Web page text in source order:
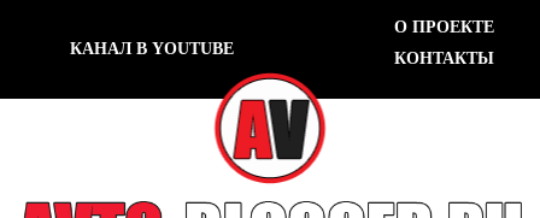
КАНАЛ В YOUTUBE
О ПРОЕКТЕ
КОНТАКТЫ